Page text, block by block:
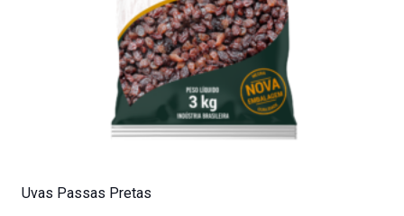
Uvas Passas Pretas